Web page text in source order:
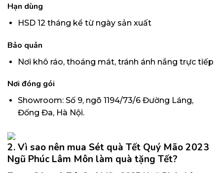
Hạn dùng
HSD 12 tháng kể từ ngày sản xuất
Bảo quản
Nơi khô ráo, thoáng mát, tránh ánh nắng trực tiếp
Nơi đóng gói
Showroom: Số 9, ngõ 1194/73/6 Đường Láng,
Đống Đa, Hà Nội.
2. Vì sao nên mua Sét quà Tết Quý Mão 2023
Ngũ Phúc Lâm Môn làm quà tặng Tết?